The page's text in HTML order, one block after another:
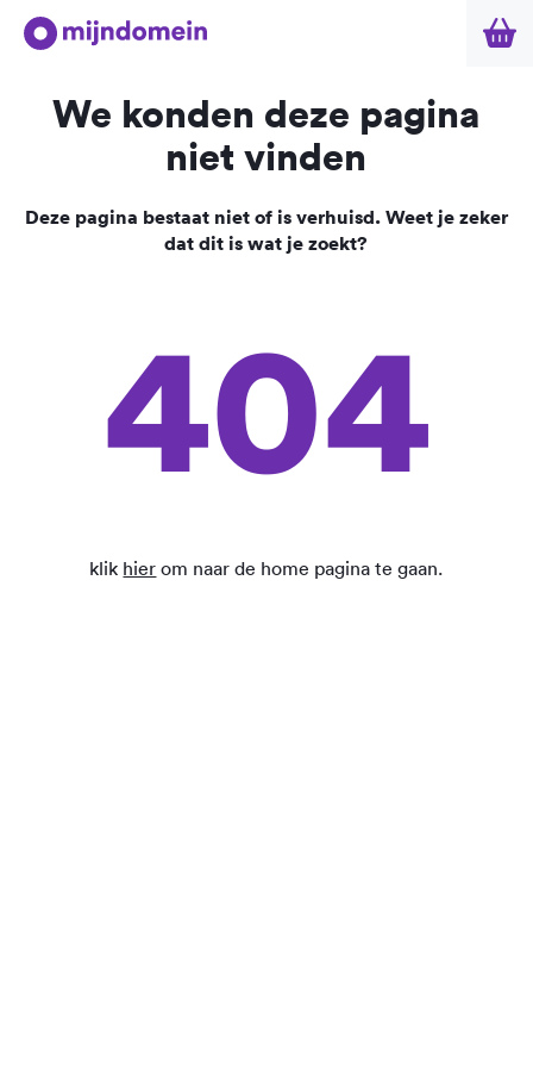
We konden deze pagina
niet vinden
Deze pagina bestaat niet of is verhuisd. Weet je zeker
dat dit is wat je zoekt?
404
klik hier om naar de home pagina te gaan.